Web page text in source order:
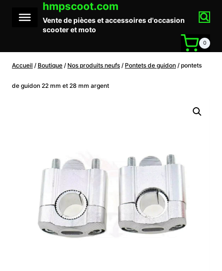
contenu
hmpscoot.com
Vente de pièces et accessoires d'occasion
scooter et moto
0
Accueil / Boutique / Nos produits neufs / Pontets de guidon / pontets
de guidon 22 mm et 28 mm argent